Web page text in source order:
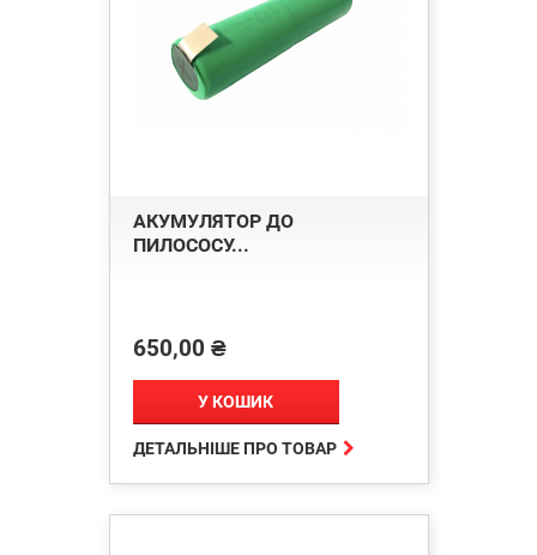
АКУМУЛЯТОР ДО
ПИЛОСОСУ...
Ціна
650,00 ₴

У КОШИК
ДЕТАЛЬНІШЕ ПРО ТОВАР